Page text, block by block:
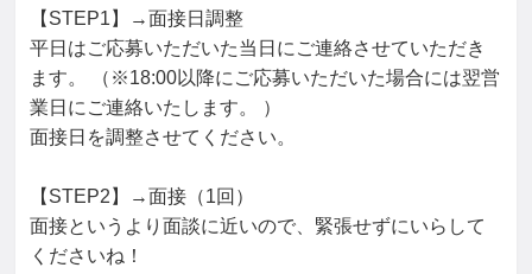
【STEP1】→面接日調整
平日はご応募いただいた当日にご連絡させていただき
ます。 （※18:00以降にご応募いただいた場合には翌営
業日にご連絡いたします。 ）
面接日を調整させてください。
【STEP2】→面接（1回）
面接というより面談に近いので、緊張せずにいらして
くださいね！